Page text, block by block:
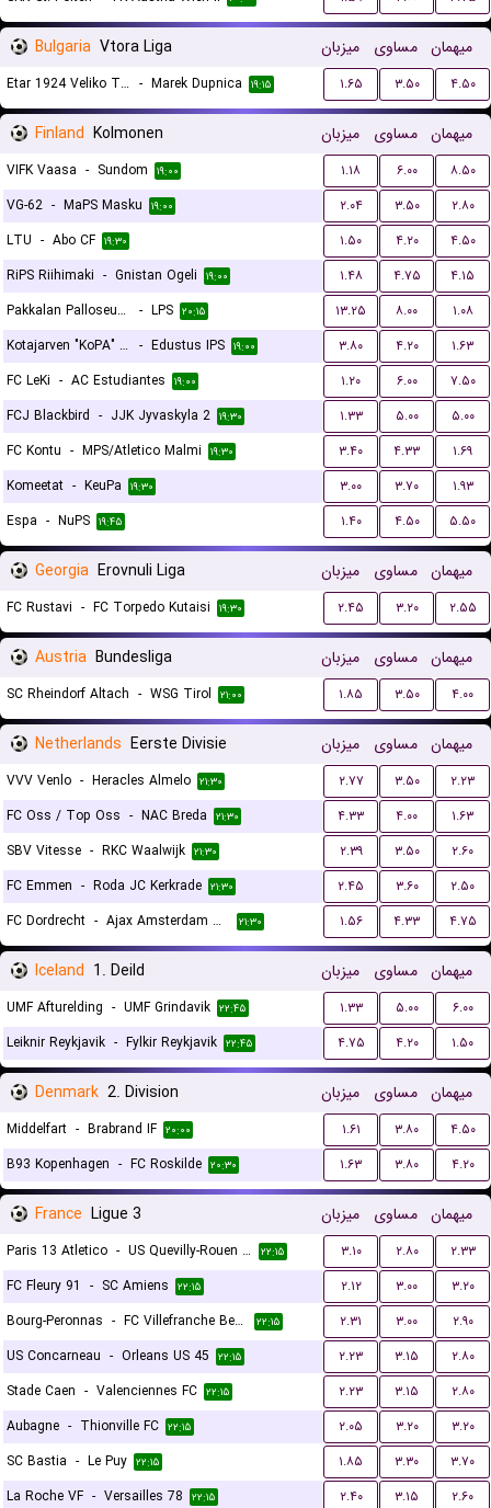
Bulgaria Vtora Liga میزبان مساوی میهمان
Etar 1924 Veliko Tarnovo - Marek Dupnica ۱۹:۱۵ ۱.۶۵ ۳.۵۰ ۴.۵۰
Finland Kolmonen میزبان مساوی میهمان
VIFK Vaasa - Sundom ۱۹:۰۰ ۱.۱۸ ۶.۰۰
۸.۵۰
VG-62 - MaPS Masku ۱۹:۰۰ ۲.۰۴ ۳.۵۰
۲.۸۰
LTU - Abo CF ۱۹:۳۰ ۱.۵۰ ۴.۲۰
۴.۵۰
RiPS Riihimaki - Gnistan Ogeli ۱۹:۰۰ ۱.۴۸ ۴.۷۵
۴.۱۵
Pakkalan Palloseura (PPS)
- LPS ۲۰:۱۵ ۱۳.۲۵ ۸.۰۰
۱.۰۸
Kotajarven "KoPA" Pallo - Edustus IPS ۱۹:۰۰ ۳.۸۰ ۴.۲۰
۱.۶۳
FC LeKi - AC Estudiantes ۱۹:۰۰ ۱.۲۰ ۶.۰۰
۷.۵۰
FCJ Blackbird - JJK Jyvaskyla 2 ۱۹:۳۰ ۱.۳۳ ۵.۰۰
۵.۰۰
FC Kontu - MPS/Atletico Malmi ۱۹:۳۰ ۳.۴۰ ۴.۳۳
۱.۶۹
Komeetat - KeuPa ۱۹:۳۰ ۳.۰۰ ۳.۷۰
۱.۹۳
Espa - NuPS ۱۹:۴۵ ۱.۴۰ ۴.۵۰ ۵.۵۰
Georgia Erovnuli Liga میزبان مساوی میهمان
FC Rustavi - FC Torpedo Kutaisi ۱۹:۳۰ ۲.۴۵ ۳.۲۰ ۲.۵۵
Austria Bundesliga میزبان مساوی میهمان
SC Rheindorf Altach - WSG Tirol ۲۱:۰۰ ۱.۸۵ ۳.۵۰ ۴.۰۰
Netherlands Eerste Divisie میزبان مساوی میهمان
VVV Venlo - Heracles Almelo ۲۱:۳۰ ۲.۷۷ ۳.۵۰
۲.۲۳
FC Oss / Top Oss - NAC Breda ۲۱:۳۰ ۴.۳۳ ۴.۰۰
۱.۶۳
SBV Vitesse - RKC Waalwijk ۲۱:۳۰ ۲.۳۹ ۳.۵۰
۲.۶۰
FC Emmen - Roda JC Kerkrade ۲۱:۳۰ ۲.۴۵ ۳.۶۰
۲.۵۰
FC Dordrecht - Ajax Amsterdam Reserves ۲۱:۳۰ ۱.۵۶ ۴.۳۳ ۴.۷۵
Iceland 1. Deild میزبان مساوی میهمان
UMF Afturelding - UMF Grindavik ۲۲:۴۵ ۱.۳۳ ۵.۰۰
۶.۰۰
Leiknir Reykjavik - Fylkir Reykjavik ۲۲:۴۵ ۴.۷۵ ۴.۲۰ ۱.۵۰
Denmark 2. Division میزبان مساوی میهمان
Middelfart - Brabrand IF ۲۰:۰۰ ۱.۶۱ ۳.۸۰
۴.۵۰
B93 Kopenhagen - FC Roskilde ۲۰:۳۰ ۱.۶۳ ۳.۸۰ ۴.۲۰
France Ligue 3 میزبان مساوی میهمان
Paris 13 Atletico - US Quevilly-Rouen Métropole ۲۲:۱۵ ۳.۱۰ ۲.۸۰
۲.۳۳
FC Fleury 91 - SC Amiens ۲۲:۱۵ ۲.۱۲ ۳.۰۰
۳.۲۰
Bourg-Peronnas - FC Villefranche Beaujolais ۲۲:۱۵ ۲.۳۱ ۳.۰۰
۲.۹۰
US Concarneau - Orleans US 45 ۲۲:۱۵ ۲.۲۳ ۳.۱۵
۲.۸۰
Stade Caen - Valenciennes FC ۲۲:۱۵ ۲.۲۳ ۳.۱۵
۲.۸۰
Aubagne - Thionville FC ۲۲:۱۵ ۲.۰۵ ۳.۲۰
۳.۲۰
SC Bastia - Le Puy ۲۲:۱۵ ۱.۸۵ ۳.۳۰
۳.۷۰
La Roche VF - Versailles 78 ۲۲:۱۵ ۲.۴۰ ۳.۱۵
۲.۶۰